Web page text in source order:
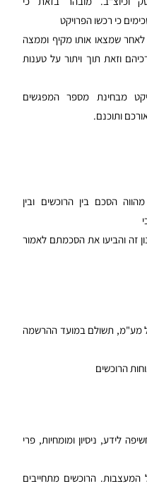
כי רכשו הפרויקט
שמצאו אותו מקיף וממצה
וזאת תוך ויתור על טענות
מבחינת מספר המפגשים
ותוכנם.
הסכם בין הרוכשים ובין
זה והביעו את הסכמתם לאמור
שקלים כולל מע"מ, תשולם במועד ההרשמה
הרוכשים
לידע, ניסיון ומומחיות, פרי
המעצבות. הרוכשים מתחייבים